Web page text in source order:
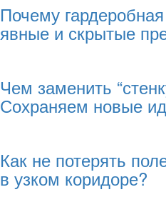
Почему
явные и скрытые
Чем заменить
Сохраняем новые
Как не потерять
в узком коридоре?